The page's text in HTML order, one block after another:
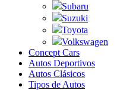
Subaru
Suzuki
Toyota
Volkswagen
Concept Cars
Autos Deportivos
Autos Clásicos
Tipos de Autos